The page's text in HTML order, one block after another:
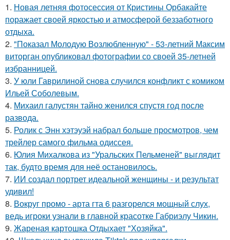
1. Новая летняя фотосессия от Кристины Орбакайте
поражает своей яркостью и атмосферой беззаботного
отдыха.
2. "Показал Молодую Возлюбленную" - 53-летний Максим
виторган опубликовал фотографии со своей 35-летней
избранницей.
3. У юли Гаврилиной снова случился конфликт с комиком
Ильей Соболевым.
4. Михаил галустян тайно женился спустя год после
развода.
5. Ролик с Энн хэтэуэй набрал больше просмотров, чем
трейлер самого фильма одиссея.
6. Юлия Михалкова из "Уральских Пельменей" выглядит
так, будто время для неё остановилось.
7. ИИ создал портрет идеальной женщины - и результат
удивил!
8. Вокруг промо - арта гта 6 разгорелся мощный слух,
ведь игроки узнали в главной красотке Габриэлу Чикин.
9. Жареная картошка Отдыхает "Хозяйка".